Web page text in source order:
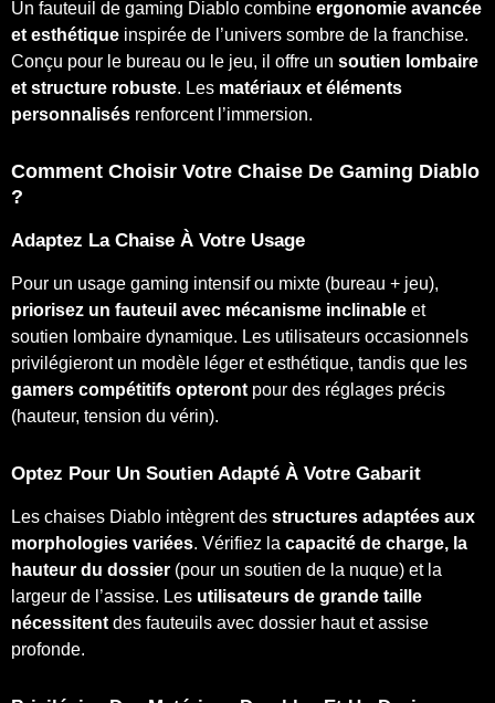
Un fauteuil de gaming Diablo combine ergonomie avancée
et esthétique inspirée de l’univers sombre de la franchise.
Conçu pour le bureau ou le jeu, il offre un soutien lombaire
et structure robuste. Les matériaux et éléments
personnalisés renforcent l’immersion.
Comment Choisir Votre Chaise De Gaming Diablo
?
Adaptez La Chaise À Votre Usage
Pour un usage gaming intensif ou mixte (bureau + jeu),
priorisez un fauteuil avec mécanisme inclinable et
soutien lombaire dynamique. Les utilisateurs occasionnels
privilégieront un modèle léger et esthétique, tandis que les
gamers compétitifs opteront pour des réglages précis
(hauteur, tension du vérin).
Optez Pour Un Soutien Adapté À Votre Gabarit
Les chaises Diablo intègrent des structures adaptées aux
morphologies variées. Vérifiez la capacité de charge, la
hauteur du dossier (pour un soutien de la nuque) et la
largeur de l’assise. Les utilisateurs de grande taille
nécessitent des fauteuils avec dossier haut et assise
profonde.